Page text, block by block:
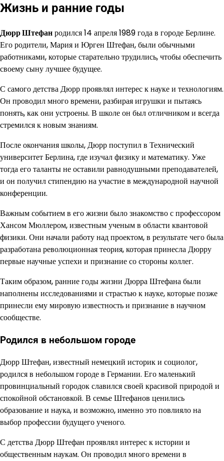
Жизнь и ранние годы
Дюрр Штефанродился 14 апреля 1989 года в городе Берлине.
Его родители, Мария и Юрген Штефан, были обычными
работниками, которые старательно трудились, чтобы обеспечить
своему сыну лучшее будущее.
С самого детства Дюрр проявлял интерес к науке и технологиям.
Он проводил много времени, разбирая игрушки и пытаясь
понять, как они устроены. В школе он был отличником и всегда
стремился к новым знаниям.
После окончания школы, Дюрр поступил в Технический
университет Берлина, где изучал физику и математику. Уже
тогда его таланты не оставили равнодушными преподавателей,
и он получил стипендию на участие в международной научной
конференции.
Важным событием в его жизни было знакомство с профессором
Хансом Мюллером, известным ученым в области квантовой
физики. Они начали работу над проектом, в результате чего была
разработана революционная теория, которая принесла Дюрру
первые научные успехи и признание со стороны коллег.
Таким образом, ранние годы жизни Дюрра Штефана были
наполнены исследованиями и страстью к науке, которые позже
принесли ему мировую известность и признание в научном
сообществе.
Родился в небольшом городе
Дюрр Штефан, известный немецкий историк и социолог,
родился в небольшом городе в Германии. Его маленький
провинциальный городок славился своей красивой природой и
спокойной обстановкой. В семье Штефанов ценились
образование и наука, и возможно, именно это повлияло на
выбор профессии будущего ученого.
С детства Дюрр Штефан проявлял интерес к истории и
общественным наукам. Он проводил много времени в